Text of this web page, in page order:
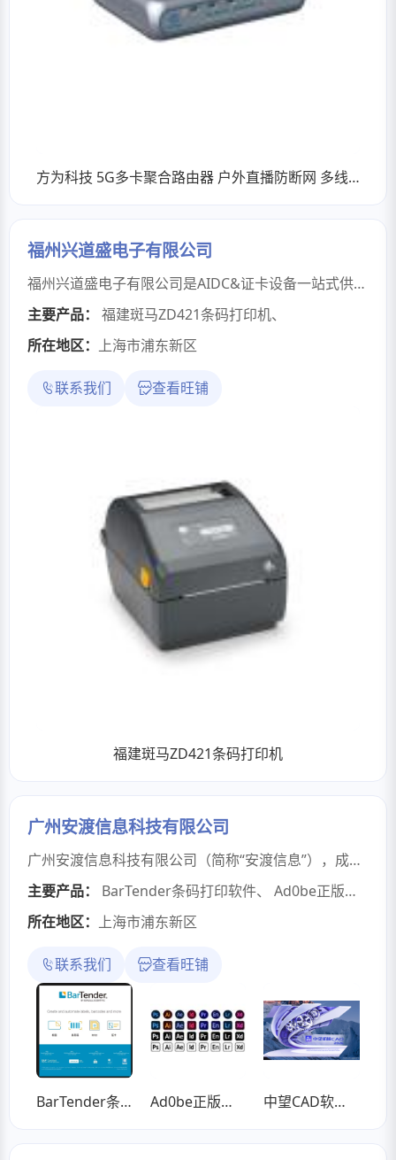
方为科技 5G多卡聚合路由器 户外直播防断网 多线路宽带叠加 链路聚合
福州兴道盛电子有限公司
福州兴道盛电子有限公司是AIDC&证卡设备一站式供应商主营：★条码类：各类条码软件、彩色标签打印机、条码打印机、喷码机、激光打码机、热转印打码机、扫描枪、条码采集器、工业视觉条码采集器、条码检测仪、CIS条码打印检测一体机、各类不干胶标签、碳带耗材。★RFID类：RFID打印机、RFID采集设备（手持终端、门禁、工具柜、档案柜、工作台）、各类RFID软件定制、RFID电子标签、RFID抗金属标签★证卡类：热升华证卡打印机、再转印证卡打印机、自助发卡设备、证卡打印软件、社保卡读卡器★其他：电脑、打印机、打印机耗材、线号机、标牌机、高拍仪、三防平板电脑、防爆手机、工控机
主要产品：
福建斑马ZD421条码打印机、
所在地区： 上海市浦东新区
联系我们 查看旺铺
福建斑马ZD421条码打印机
广州安渡信息科技有限公司
广州安渡信息科技有限公司（简称“安渡信息”），成立于2024年，坐落于中国南方的国际商贸中心和综合交通枢纽——广州市。我们专注于为政府、医疗、制造业、金融和教育等机构提供全面的IT信息化建设解决方案与咨询服务。安渡信息始终将服务质量放在首位，并与国内外顶尖的IT厂商建立了紧密的合作关系。我们在多个领域，如IT运维外包、弱电布线工程、机房建设工程、无线网络覆盖工程、网络安全、超融合架构、虚拟化桌面、信息安全、数据灾备、存储解决方案、渗透测试、漏洞扫描、软件定制开发、通用软件代理等方面，积累了丰富的实践经验。
主要产品：
BarTender条码打印软件、 Ad0be正版软件
所在地区： 上海市浦东新区
联系我们 查看旺铺
BarTender条码打印软件 Ad0be正版软件 中望CAD软件系统